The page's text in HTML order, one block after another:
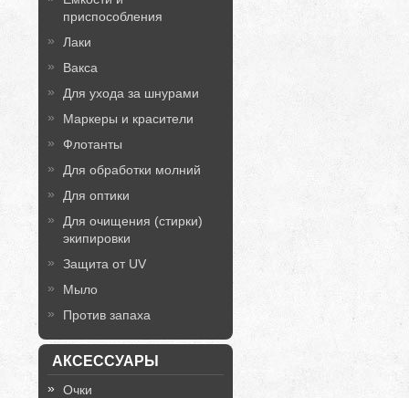
приспособления
Лаки
Вакса
Для ухода за шнурами
Маркеры и красители
Флотанты
Для обработки молний
Для оптики
Для очищения (стирки)
экипировки
Защита от UV
Мыло
Против запаха
АКСЕССУАРЫ
Очки